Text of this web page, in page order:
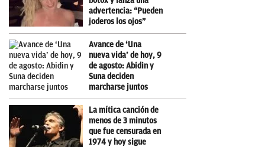
advertencia: “Pueden
joderos los ojos”
Avance de ‘Una
nueva vida’ de hoy, 9
de agosto: Abidin y
Suna deciden
marcharse juntos
La mítica canción de
menos de 3 minutos
que fue censurada en
1974 y hoy sigue